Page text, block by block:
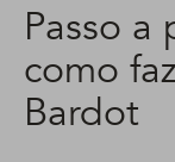
Passo a
como
Bardot